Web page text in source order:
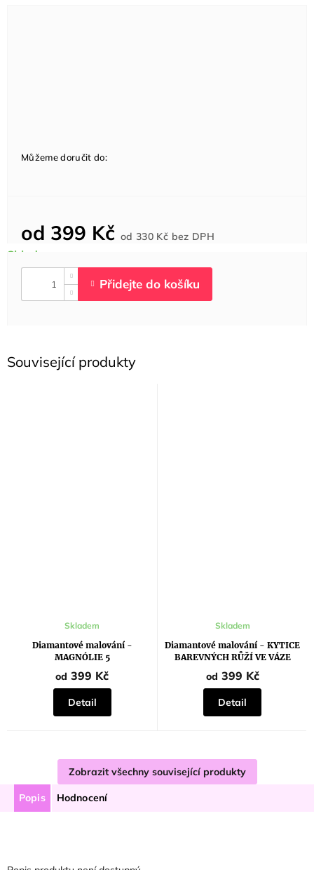
od 399 Kč od330 Kč bez DPHcena:
Můžeme doručit do:
Související produkty
Diamantové malování -
MAGNÓLIE 5
Skladem
od 399 Kč
Detail
Diamantové malování - KYTICE
BAREVNÝCH RŮŽÍ VE VÁZE
Skladem
od 399 Kč
Detail
Zobrazit všechny související produkty
Popis Hodnocení